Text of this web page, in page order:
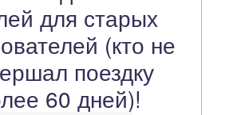
для старых
(кто не
поездку
60 дней)!